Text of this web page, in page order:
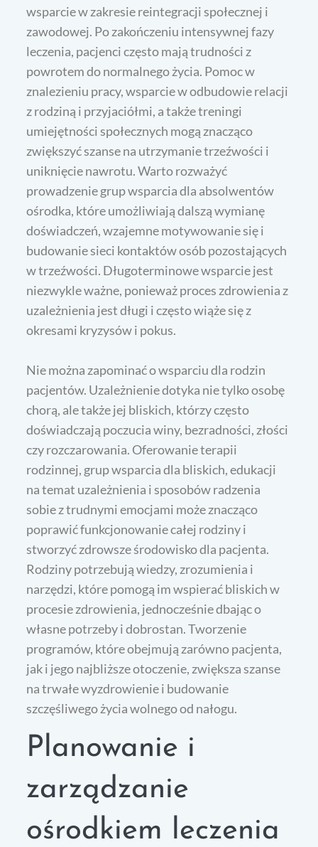
wsparcie w zakresie reintegracji społecznej i
zawodowej. Po zakończeniu intensywnej fazy
leczenia, pacjenci często mają trudności z
powrotem do normalnego życia. Pomoc w
znalezieniu pracy, wsparcie w odbudowie relacji
z rodziną i przyjaciółmi, a także treningi
umiejętności społecznych mogą znacząco
zwiększyć szanse na utrzymanie trzeźwości i
uniknięcie nawrotu. Warto rozważyć
prowadzenie grup wsparcia dla absolwentów
ośrodka, które umożliwiają dalszą wymianę
doświadczeń, wzajemne motywowanie się i
budowanie sieci kontaktów osób pozostających
w trzeźwości. Długoterminowe wsparcie jest
niezwykle ważne, ponieważ proces zdrowienia z
uzależnienia jest długi i często wiąże się z
okresami kryzysów i pokus.
Nie można zapominać o wsparciu dla rodzin
pacjentów. Uzależnienie dotyka nie tylko osobę
chorą, ale także jej bliskich, którzy często
doświadczają poczucia winy, bezradności, złości
czy rozczarowania. Oferowanie terapii
rodzinnej, grup wsparcia dla bliskich, edukacji
na temat uzależnienia i sposobów radzenia
sobie z trudnymi emocjami może znacząco
poprawić funkcjonowanie całej rodziny i
stworzyć zdrowsze środowisko dla pacjenta.
Rodziny potrzebują wiedzy, zrozumienia i
narzędzi, które pomogą im wspierać bliskich w
procesie zdrowienia, jednocześnie dbając o
własne potrzeby i dobrostan. Tworzenie
programów, które obejmują zarówno pacjenta,
jak i jego najbliższe otoczenie, zwiększa szanse
na trwałe wyzdrowienie i budowanie
szczęśliwego życia wolnego od nałogu.
Planowanie i
zarządzanie
ośrodkiem leczenia